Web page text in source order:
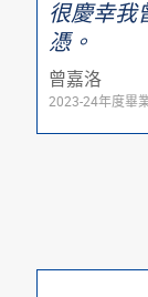
很慶幸我
憑。
曾嘉洛
2023-24年度畢